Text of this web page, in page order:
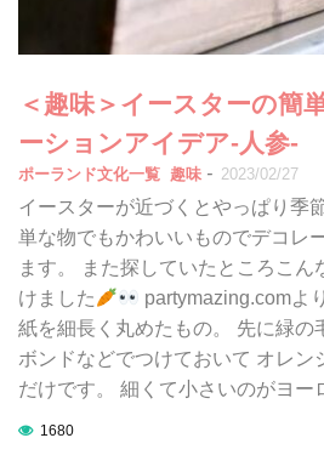
＜趣味＞イースターの簡
ーションアイデア-人参-
ポーランド文化一覧 趣味 - 2023/02/27
イースターが近づくとやっぱり季
単な物でもかわいいものでデコレ
ます。 また探していたところこん
けました
partymazing.comよ
紙を細長く丸めたもの。 先に緑の
ボンドなどでつけておいて オレン
だけです。 細くて小さいのがヨ
1680